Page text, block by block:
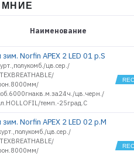
Наименование
Norfin APEX 2 LED 01 р.S
цв.сер./
цв.черн./
темп.-25град.С
Norfin APEX 2 LED 02 р.M
цв.сер./